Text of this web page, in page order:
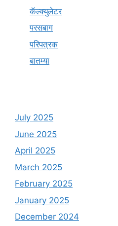
कॅल्क्युलेटर
परसबाग
परिपत्रक
बातम्या
July 2025
June 2025
April 2025
March 2025
February 2025
January 2025
December 2024